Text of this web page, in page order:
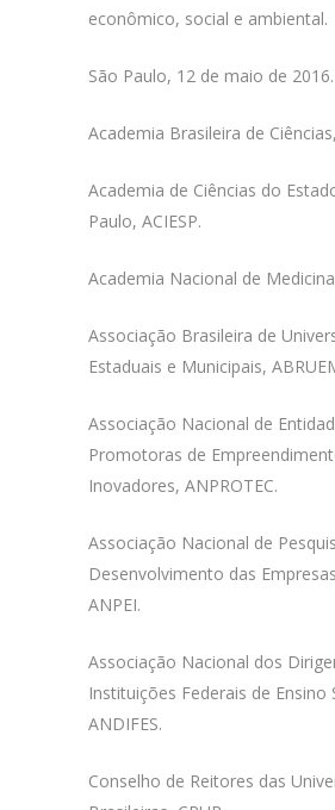
econômico, social e ambiental.
São Paulo, 12 de maio de 2016.
Academia Brasileira de
Academia de Ciências do
Paulo, ACIESP.
Academia Nacional de
Associação Brasileira de
Estaduais e Municipais,
Associação Nacional de
Promotoras de
Inovadores, ANPROTEC.
Associação Nacional de
Desenvolvimento das
ANPEI.
Associação Nacional dos
Instituições Federais de Ensino
ANDIFES.
Conselho de Reitores das